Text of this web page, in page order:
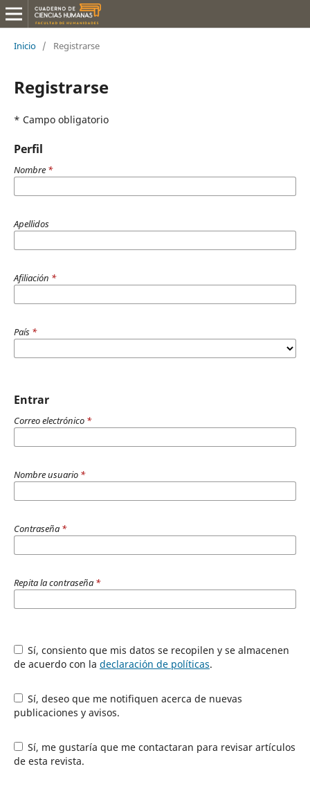
Inicio / Registrarse
Registrarse
* Campo obligatorio
Perfil
Nombre *
Apellidos
Afiliación *
País *
Entrar
Correo electrónico *
Nombre usuario *
Contraseña *
Repita la contraseña *
Sí, consiento que mis datos se recopilen y se almacenen
de acuerdo con la declaración de políticas.
Sí, deseo que me notifiquen acerca de nuevas
publicaciones y avisos.
Sí, me gustaría que me contactaran para revisar artículos
de esta revista.